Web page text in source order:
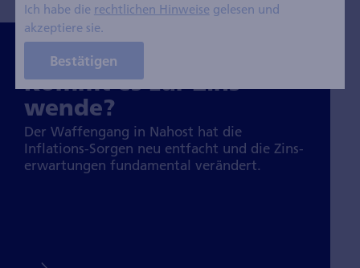
Kommt es zur Zins­
wende?
Der Waffen­gang in Nahost hat die
Inflations-Sorgen neu entfacht und die Zins­
erwar­tungen funda­mental verän­dert.
Ich habe die rechtlichen Hinweisegelesen und
akzeptiere sie.
Bestätigen